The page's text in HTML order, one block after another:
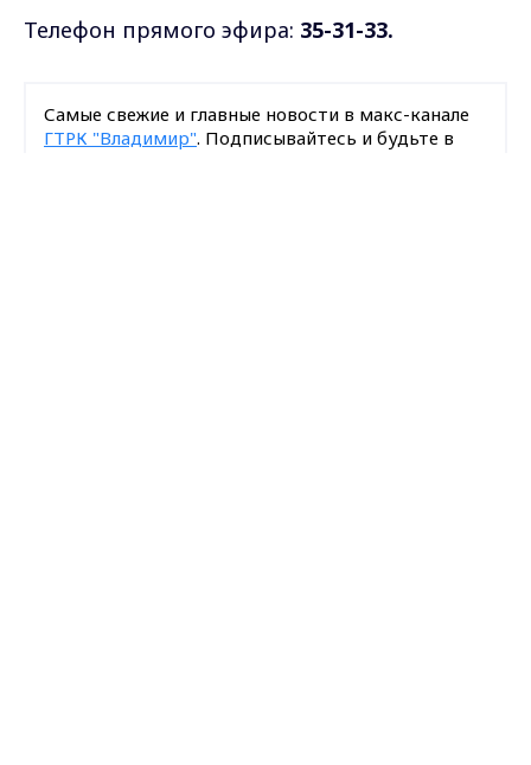
Телефон прямого эфира: 35-31-33.
Самые свежие и главные новости в макс-канале
ГТРК "Владимир". Подписывайтесь и будьте в